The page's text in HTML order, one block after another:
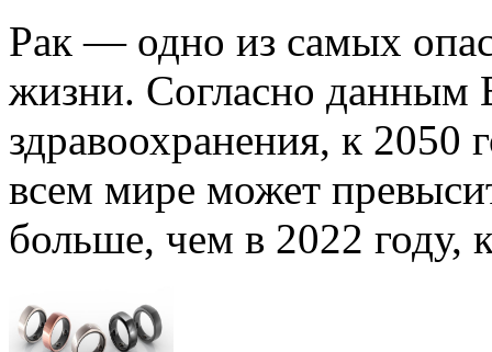
Рак — одно из самых
жизни. Согласно данным
здравоохранения, к 2050
всем мире может
больше, чем в 2022 году,